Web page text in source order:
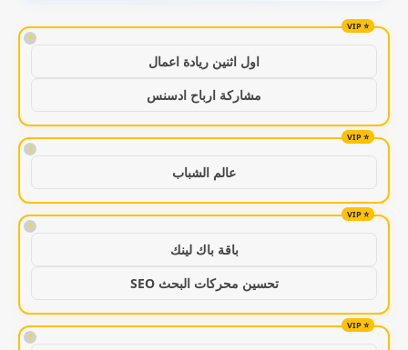
!
اول اثنين ريادة اعمال
مشاركة ارباح ادسنس
!
عالم الشباب
!
باقة باك لينك
تحسين محركات البحث SEO
!